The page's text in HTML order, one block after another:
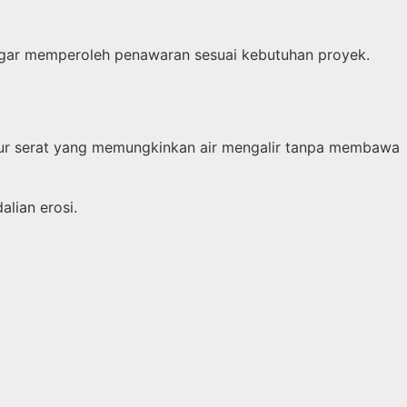
memperoleh penawaran sesuai kebutuhan proyek.
yang memungkinkan air mengalir tanpa membawa
erosi.